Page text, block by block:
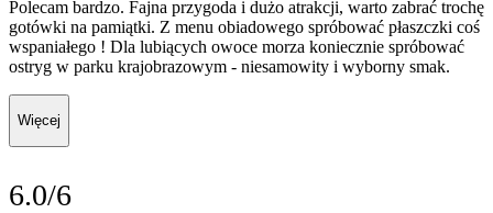
Polecam bardzo. Fajna przygoda i dużo atrakcji, warto zabrać trochę
gotówki na pamiątki. Z menu obiadowego spróbować płaszczki coś
wspaniałego ! Dla lubiących owoce morza koniecznie spróbować
ostryg w parku krajobrazowym - niesamowity i wyborny smak.
Więcej
6.0/6